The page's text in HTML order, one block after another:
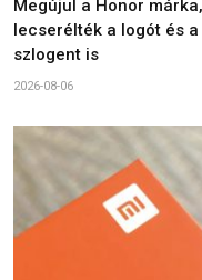
Megújul a Honor márka,
lecserélték a logót és a
szlogent is
2026-08-06